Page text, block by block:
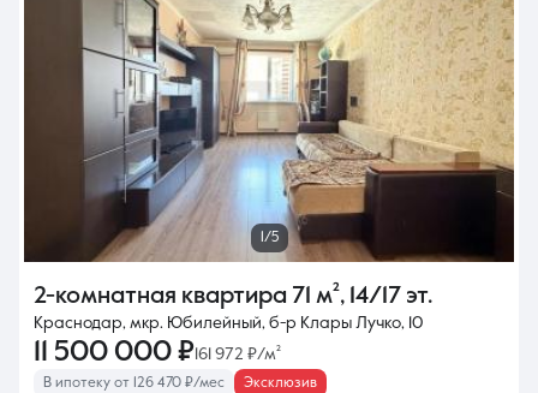
1/5
2-комнатная квартира 71 м², 14/17 эт.
Краснодар, мкр. Юбилейный, б-р Клары Лучко, 10
11 500 000 ₽ 161 972 ₽/м²
В ипотеку от 126 470 ₽/мес Эксклюзив